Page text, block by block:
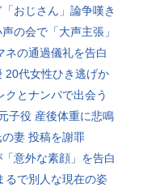
おじさん」論争嘆き
の会で「大声主張」
ネの通過儀礼を告白
20代女性ひき逃げか
クとナンパで出会う
子役 産後体重に悲鳴
妻 投稿を謝罪
意外な素顔」を告白
るで別人な現在の姿